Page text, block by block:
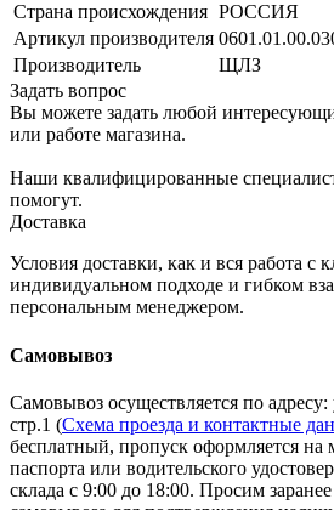
Страна происхождения РОССИЯ
Артикул производителя
Производитель
ЩЛЗ
Задать вопрос
Вы можете задать любой
или работе магазина.
Наши квалифицированные
помогут.
Доставка
Условия доставки, как и вся работа с
индивидуальном подходе и гибком
персональным менеджером.
Самовывоз
Самовывоз осуществляется по
стр.1 (Схема проезда и контактные
бесплатный, пропуск оформляется на
паспорта или водительского
склада с 9:00 до 18:00. Просим